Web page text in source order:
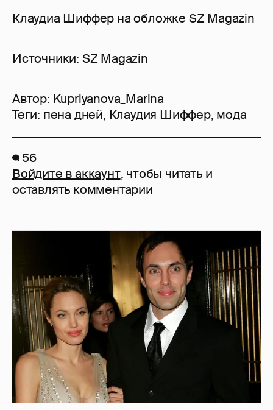
Клаудиа Шиффер на обложке SZ Magazin
Источники: SZ Magazin
Автор: Kupriyanova_Marina
Теги: пена дней, Клаудия Шиффер, мода
56
Войдите в аккаунт, чтобы читать и
оставлять комментарии